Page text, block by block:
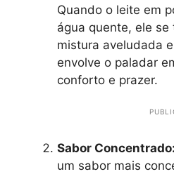
Quando o leite em
água quente, ele
mistura aveludada
envolve o paladar
conforto e prazer.
Sabor Concentrado:
um sabor mais